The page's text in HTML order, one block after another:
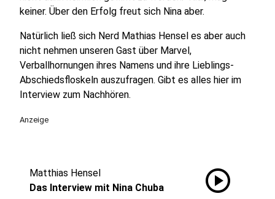
keiner. Über den Erfolg freut sich Nina aber.
Natürlich ließ sich Nerd Mathias Hensel es aber auch
nicht nehmen unseren Gast über Marvel,
Verballhornungen ihres Namens und ihre Lieblings-
Abschiedsfloskeln auszufragen. Gibt es alles hier im
Interview zum Nachhören.
Anzeige
Matthias Hensel
Das Interview mit Nina Chuba
play_circle